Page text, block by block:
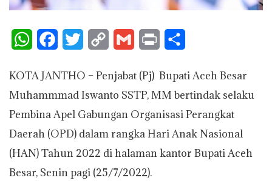
W
a
t
s
p
c
e
b
i
t
t
p
y
L
a
i
l
i
n
t
a
r
e
KOTA JANTHO – Penjabat (Pj) Bupati Aceh Besar
Muhammmad Iswanto SSTP, MM bertindak selaku
Pembina Apel Gabungan Organisasi Perangkat
Daerah (OPD) dalam rangka Hari Anak Nasional
(HAN) Tahun 2022 di halaman kantor Bupati Aceh
Besar, Senin pagi (25/7/2022).